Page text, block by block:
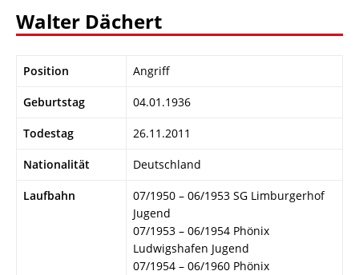
Walter Dächert
Position Angriff
Geburtstag 04.01.1936
Todestag 26.11.2011
Nationalität Deutschland
Laufbahn
07/1950 – 06/1953 SG Limburgerhof
Jugend
07/1953 – 06/1954 Phönix
Ludwigshafen Jugend
07/1954 – 06/1960 Phönix